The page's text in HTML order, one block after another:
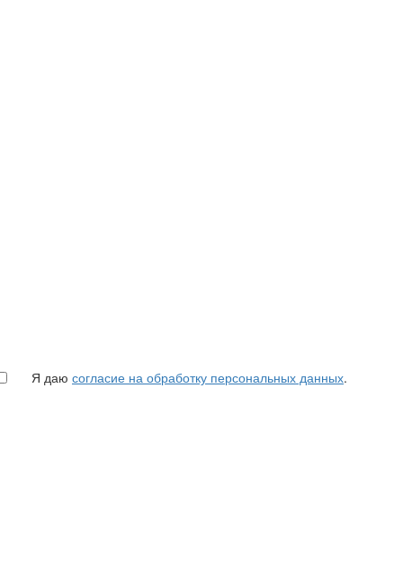
Я даю согласие на обработку персональных данных.